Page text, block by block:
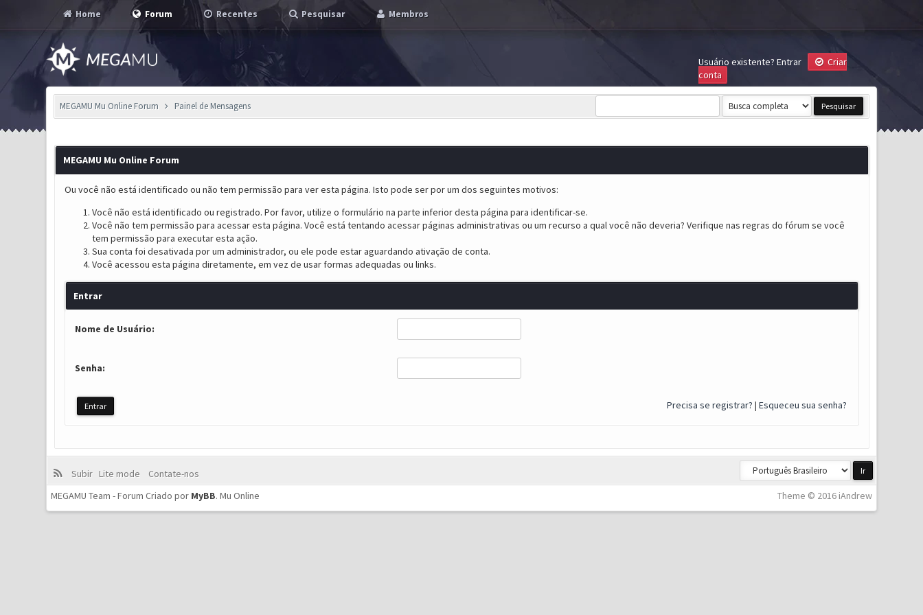
Home Forum Recentes Pesquisar Membros
Usuário existente? Entrar
Criar
conta
MEGAMU Mu Online Forum Painel de Mensagens
MEGAMU Mu Online Forum
Ou você não está identificado ou não tem permissão para ver esta página. Isto pode ser por um dos seguintes motivos:
Você não está identificado ou registrado. Por favor, utilize o formulário na parte inferior desta página para identificar-se.
Você não tem permissão para acessar esta página. Você está tentando acessar páginas administrativas ou um recurso a qual você não deveria? Verifique nas regras do fórum se você
tem permissão para executar esta ação.
Sua conta foi desativada por um administrador, ou ele pode estar aguardando ativação de conta.
Você acessou esta página diretamente, em vez de usar formas adequadas ou links.
Entrar
Nome de Usuário:
Senha:
Precisa se registrar? | Esqueceu sua senha?
Subir Lite mode
Contate-nos
Theme © 2016 iAndrew
MEGAMU Team - Forum Criado por MyBB.Mu Online